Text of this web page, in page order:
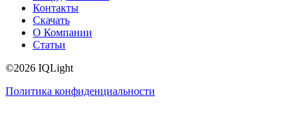
Контакты
Скачать
О Компании
Статьи
©2026 IQLight
Политика конфиденциальности